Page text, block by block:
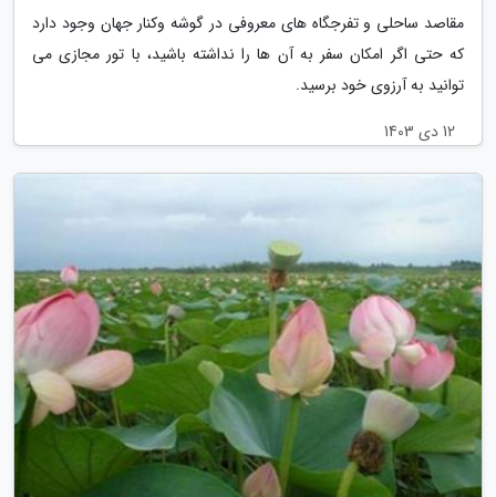
مقاصد ساحلی و تفرجگاه های معروفی در گوشه وکنار جهان وجود دارد
که حتی اگر امکان سفر به آن ها را نداشته باشید، با تور مجازی می
توانید به آرزوی خود برسید.
12 دی 1403